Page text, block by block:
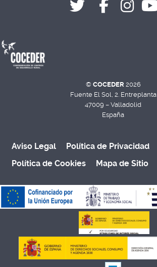
© COCEDER 2026
Fuente El Sol, 2. Entreplanta
47009 – Valladolid
España
Aviso Legal
Política de Privacidad
Política de Cookies
Mapa de Sitio